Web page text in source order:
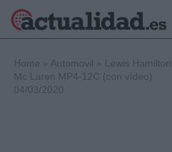
Home » Automovil »
Lewis
Mc Laren MP4-12C (con vídeo)
04/03/2020